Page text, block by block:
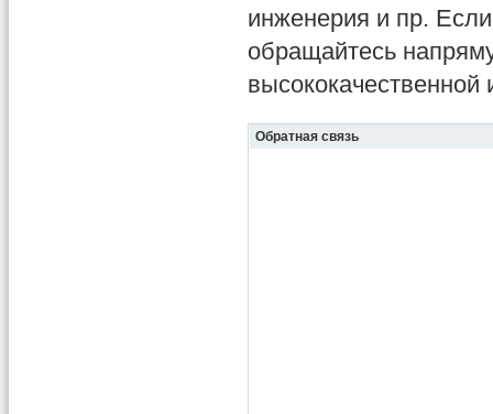
инженерия и пр.
обращайтесь
высококачественной
Обратная связь